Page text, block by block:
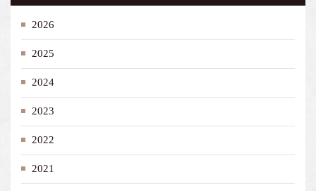
2026
2025
2024
2023
2022
2021